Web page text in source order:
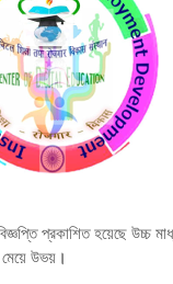
প্রকাশিত হয়েছে উচ্চ
মেয়ে উভয়।